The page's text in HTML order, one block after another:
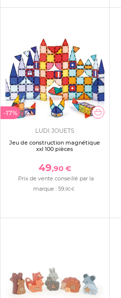
-17%
LUDI JOUETS
Jeu de construction magnétique
xxl 100 pièces
49,90 €
Prix de vente conseillé par la
marque : 59 ,90 €